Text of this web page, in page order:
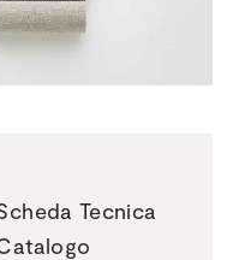
Tecnica